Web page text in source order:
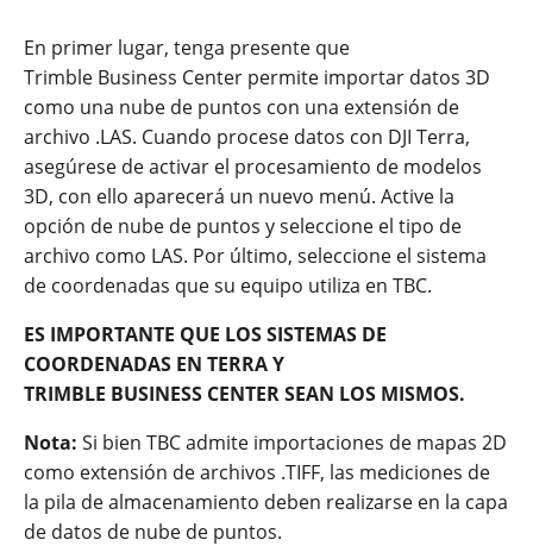
En primer lugar, tenga presente que
Trimble Business Center permite importar datos 3D
como una nube de puntos con una extensión de
archivo .LAS. Cuando procese datos con DJI Terra,
asegúrese de activar el procesamiento de modelos
3D, con ello aparecerá un nuevo menú. Active la
opción de nube de puntos y seleccione el tipo de
archivo como LAS. Por último, seleccione el sistema
de coordenadas que su equipo utiliza en TBC.
ES IMPORTANTE QUE LOS SISTEMAS DE
COORDENADAS EN TERRA Y
TRIMBLE BUSINESS CENTER SEAN LOS MISMOS.
Nota: Si bien TBC admite importaciones de mapas 2D
como extensión de archivos .TIFF, las mediciones de
la pila de almacenamiento deben realizarse en la capa
de datos de nube de puntos.